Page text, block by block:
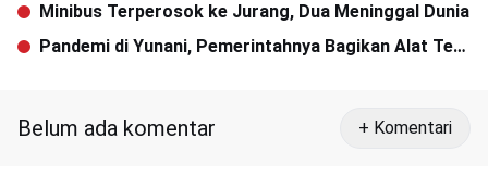
Minibus Terperosok ke Jurang, Dua Meninggal Dunia
Pandemi di Yunani, Pemerintahnya Bagikan Alat Tes
Belum ada komentar + Komentari